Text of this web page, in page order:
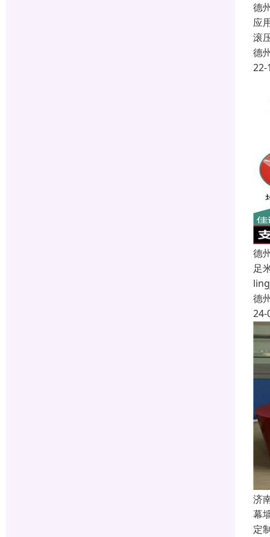
德
应
滚
德
22-
德
足
德
24-
济
幕
定